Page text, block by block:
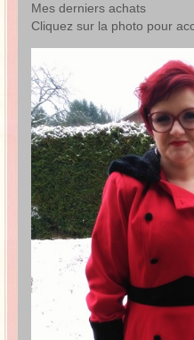
Mes derniers achats
Cliquez sur la photo pour